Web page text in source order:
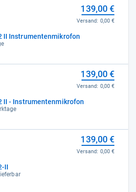
II Instrumentenmikrofon
139,00 €
Versand: 0,00 €
II - Instrumentenmikrofon
139,00 €
Versand: 0,00 €
II
139,00 €
Versand: 0,00 €